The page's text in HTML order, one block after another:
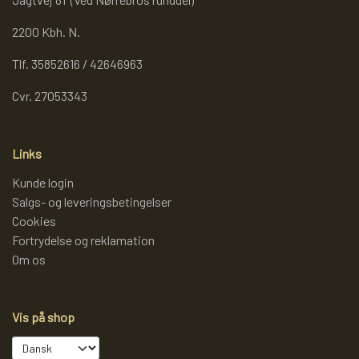
REOLSÆT
2200 Kbh. N.
Tlf. 35852616 / 42646963
Cvr. 27053343
Links
Kunde login
Salgs- og leveringsbetingelser
Cookies
Fortrydelse og reklamation
Om os
Vis på shop